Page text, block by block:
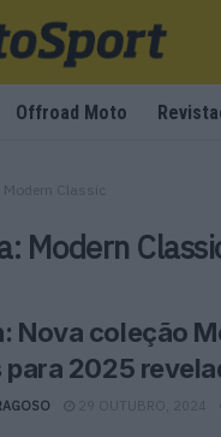
Offroad Moto
Modern Classic
Modern
Nova coleção
para 2025
29 OUTUBRO, 2024